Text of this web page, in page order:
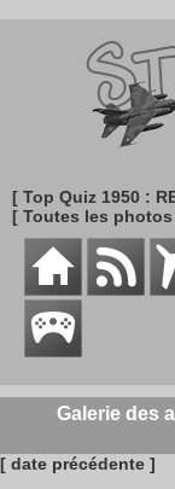
[ Top Quiz 1950 :
[ Toutes les
Galerie des
[ date précédente ]